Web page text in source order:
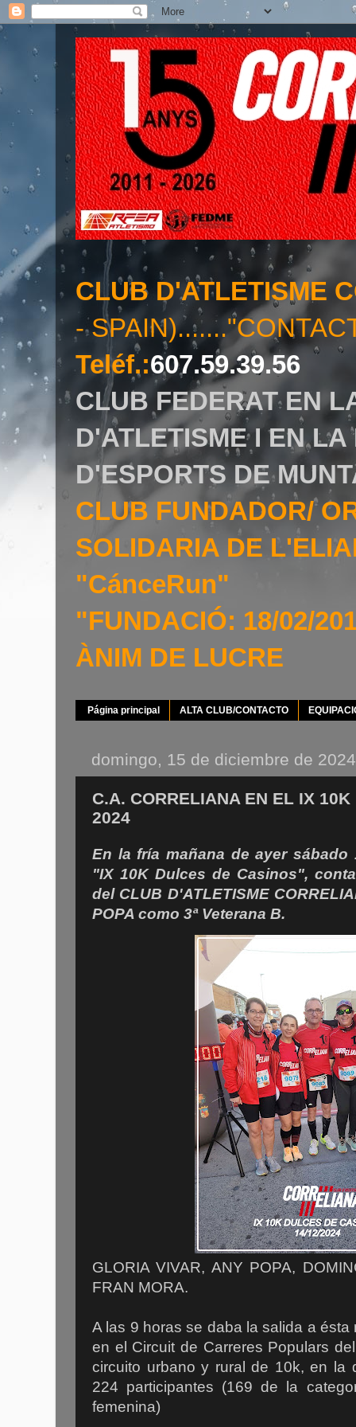
CLUB D'ATLETISME
-
Teléf.:607.59.39.56
CLUB FEDERAT EN
D'ATLETISME I EN
D'ESPORTS DE
CLUB FUNDADOR/
SOLIDARIA DE
"CánceRun"
"FUNDACIÓ: 18/02/
ÀNIM DE LUCRE
Página principal ALTA CLUB/CONTACTO
domingo, 15 de diciembre de 2024
C.A. CORRELIANA EN EL IX
2024
En la fría mañana de ayer sábado
"IX 10K Dulces de Casinos",
del CLUB D'ATLETISME
POPA como 3ª Veterana B.
GLORIA VIVAR, ANY POPA,
FRAN MORA.
A las 9 horas se daba la salida a
en el Circuit de Carreres Populars
circuito urbano y rural de 10k, en la
224 participantes (169 de la
femenina)